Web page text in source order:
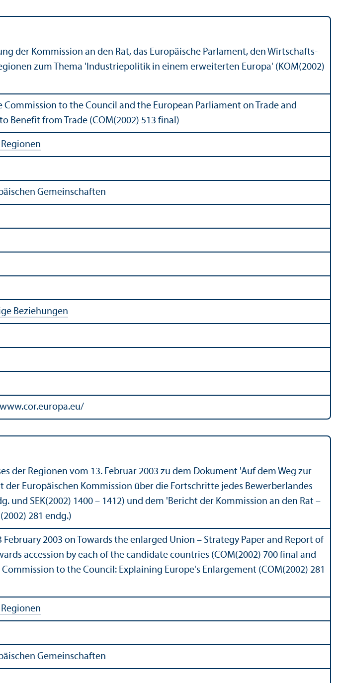
der Kommission an den Rat, das Europäische Parlament, den Wirtschafts-
zum Thema 'Industriepolitik in einem erweiterten Europa' (KOM(2002)
to the Council and the European Parliament on Trade and
Benefit from Trade (COM(2002) 513 final)
Gemeinschaften
Beziehungen
der Regionen vom 13. Februar 2003 zu dem Dokument 'Auf dem Weg zur
Europäischen Kommission über die Fortschritte jedes Bewerberlandes
und SEK(2002) 1400 – 1412) und dem 'Bericht der Kommission an den Rat –
281 endg.)
2003 on Towards the enlarged Union – Strategy Paper and Report of
accession by each of the candidate countries (COM(2002) 700 final and
to the Council: Explaining Europe's Enlargement (COM(2002) 281
Gemeinschaften